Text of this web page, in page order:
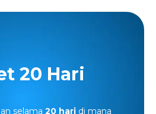
20 Hari
selama 20 hari di mana
Paket 20 Hari
dari
Rp12.210.000